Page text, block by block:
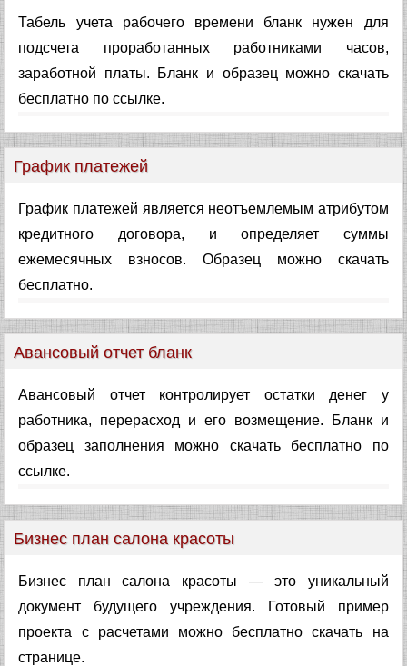
Табель учета рабочего времени бланк нужен для
подсчета проработанных работниками часов,
заработной платы. Бланк и образец можно скачать
бесплатно по ссылке.
График платежей
График платежей является неотъемлемым атрибутом
кредитного договора, и определяет суммы
ежемесячных взносов. Образец можно скачать
бесплатно.
Авансовый отчет бланк
Авансовый отчет контролирует остатки денег у
работника, перерасход и его возмещение. Бланк и
образец заполнения можно скачать бесплатно по
ссылке.
Бизнес план салона красоты
Бизнес план салона красоты — это уникальный
документ будущего учреждения. Готовый пример
проекта с расчетами можно бесплатно скачать на
странице.